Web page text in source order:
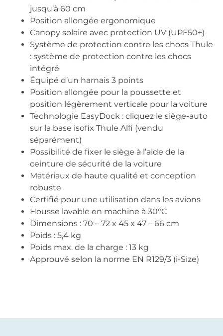
jusqu’à 60 cm
Position allongée ergonomique
Canopy solaire avec protection UV (UPF50+)
Système de protection contre les chocs Thule
: système de protection contre les chocs
intégré
Équipé d’un harnais 3 points
Position allongée pour la poussette et
position légèrement verticale pour la voiture
Technologie EasyDock : cliquez le siège-auto
sur la base isofix Thule Alfi (vendu
séparément)
Possibilité de fixer le siège à l’aide de la
ceinture de sécurité de la voiture
Matériaux de haute qualité et conception
robuste
Certifié pour une utilisation dans les avions
Housse lavable en machine à 30°C
Dimensions : 70 – 72 x 45 x 47 – 66 cm
Poids : 5,4 kg
Poids max. de la charge : 13 kg
Approuvé selon la norme EN R129/3 (i-Size)